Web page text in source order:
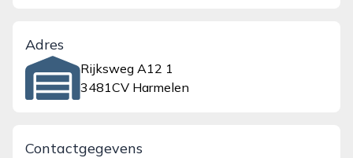
Adres
Rijksweg A12 1
3481CV Harmelen
Contactgegevens